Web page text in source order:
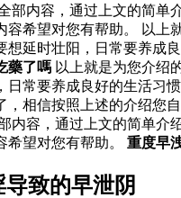
内容，通过上文的简
希望对您有帮助。 以
延时壮阳，日常要养成
藥了嗎 以上就是为您介绍
常要养成良好的生活习
相信按照上述的介绍
容，通过上文的简单
望对您有帮助。 重度早
致的早泄阴